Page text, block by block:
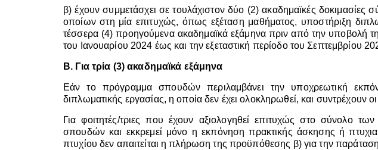
β) έχουν συμμετάσχει σε τουλάχιστον δύο (2) ακαδημαϊκές
οποίων στη μία επιτυχώς, όπως εξέταση μαθήματος, υποστήριξη
τέσσερα (4) προηγούμενα ακαδημαϊκά εξάμηνα πριν από την υποβολή
του Ιανουαρίου 2024 έως και την εξεταστική περίοδο του Σεπτεμβρίου
Β. Για τρία (3) ακαδημαϊκά εξάμηνα
Εάν το πρόγραμμα σπουδών περιλαμβάνει την υποχρεωτική
διπλωματικής εργασίας, η οποία δεν έχει ολοκληρωθεί, και
Για φοιτητές/τριες που έχουν αξιολογηθεί επιτυχώς στο σύνολο
σπουδών και εκκρεμεί μόνο η εκπόνηση πρακτικής άσκησης ή
πτυχίου δεν απαιτείται η πλήρωση της προϋπόθεσης β) για την